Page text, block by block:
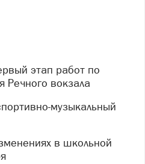
Речного вокзала